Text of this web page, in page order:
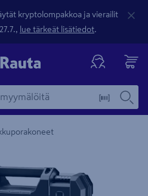
kryptolompakkoa ja vierailit
lue tärkeät lisätiedot.
Tuotteen kuvaus -